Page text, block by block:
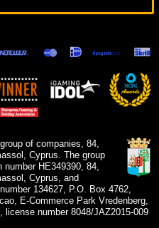
of companies, 84,
Cyprus. The group
number HE349390, 84,
Cyprus, and
134627, P.O. Box 4762,
E-Commerce Park Vredenberg,
license number 8048/JAZ2015-009